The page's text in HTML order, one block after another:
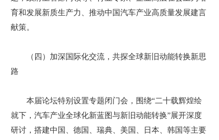
育和发展新质生产力、推动中国汽车产业高质量发展建言
献策。
（四）加深国际化交流，共探全球新旧动能转换新思
路
本届论坛特别设置专题闭门会，围绕“二十载辉煌绘
就下，汽车产业全球化新蓝图与新旧动能转换”展开深度
研讨，搭建中国、德国、瑞典、美国、日本、韩国等主要